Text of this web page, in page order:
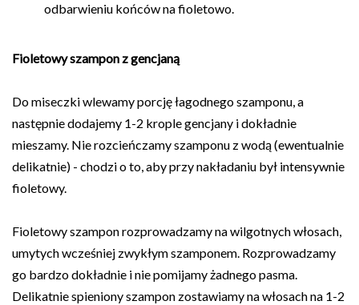
odbarwieniu końców na fioletowo.
Fioletowy szampon z gencjaną
Do miseczki wlewamy porcję łagodnego szamponu, a
następnie dodajemy 1-2 krople gencjany i dokładnie
mieszamy. Nie rozcieńczamy szamponu z wodą (ewentualnie
delikatnie) - chodzi o to, aby przy nakładaniu był intensywnie
fioletowy.
Fioletowy szampon rozprowadzamy na wilgotnych włosach,
umytych wcześniej zwykłym szamponem. Rozprowadzamy
go bardzo dokładnie i nie pomijamy żadnego pasma.
Delikatnie spieniony szampon zostawiamy na włosach na 1-2